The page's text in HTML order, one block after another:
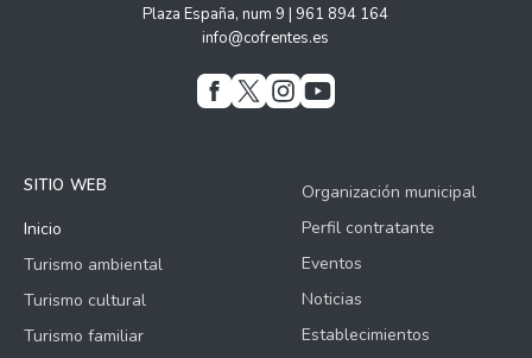
Plaza España, num 9 | 961 894 164
info@cofrentes.es
SITIO WEB
Inicio
Turismo ambiental
Turismo cultural
Turismo familiar
Organización municipal
Perfil contratante
Eventos
Noticias
Establecimientos